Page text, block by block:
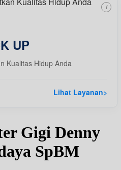
UP
Kualitas Hidup Anda
Lihat Layanan>
i
Gigi Denny
SpBM